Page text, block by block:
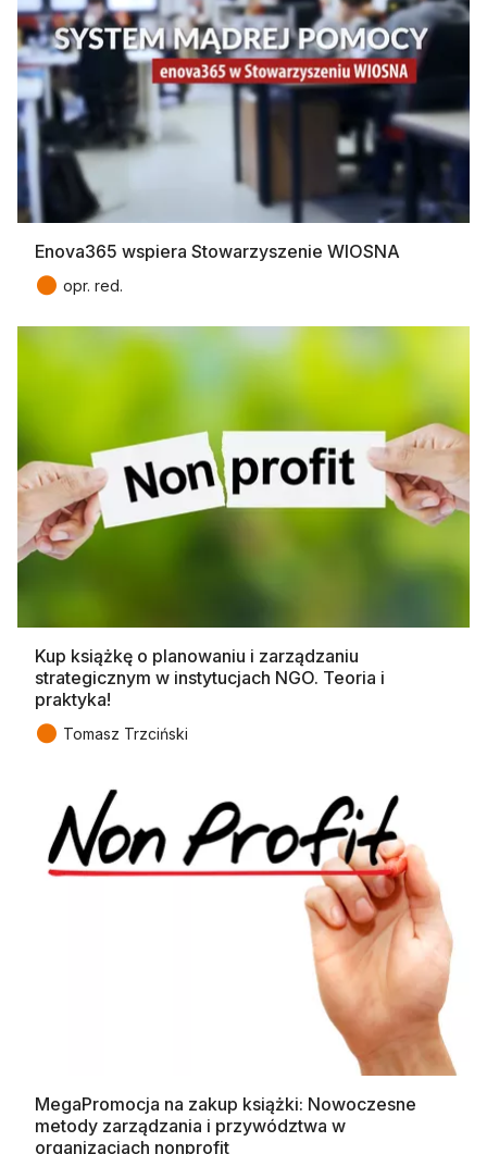
Enova365 wspiera Stowarzyszenie WIOSNA
● opr. red.
Kup książkę o planowaniu i zarządzaniu
strategicznym w instytucjach NGO. Teoria i
praktyka!
● Tomasz Trzciński
MegaPromocja na zakup książki: Nowoczesne
metody zarządzania i przywództwa w
organizacjach nonprofit